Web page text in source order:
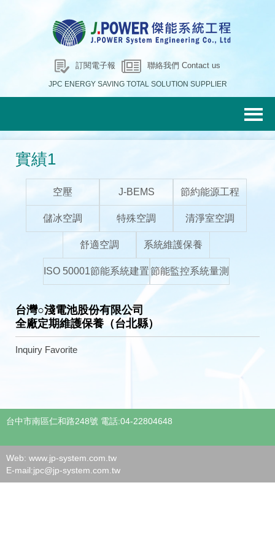
訂閱電子報 聯絡我們 Contact us
JPC ENERGY SAVING TOTAL SOLUTION SUPPLIER
實績1
空壓 J-BEMS 節約能源工程
儲冰空調 特殊空調 清淨室空調
舒適空調 系統維護保養
ISO 50001節能系統建置節能監控系統量測
台灣○淺電池股份有限公司
全廠定期維護保養（台北縣）
Inquiry Favorite
台中市南區仁和路248號 電話:04-22804648
Web: www.jp-system.com.tw
E-mail:jpc@jp-system.com.tw